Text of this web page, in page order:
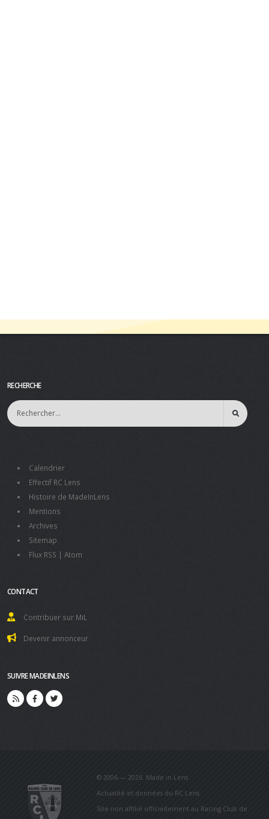
RECHERCHE
Calendrier
Effectif RC Lens
Histoire de MadeInLens
Mentions
Archives
Sitemap
Flux RSS | Atom
CONTACT
Contribuer sur MiL
Devenir annonceur
SUIVRE MADEINLENS
© 2006 — 2026. Made in Lens.
Actualité et données du RC Lens.
Site non affilié officiellement au Racing Club de